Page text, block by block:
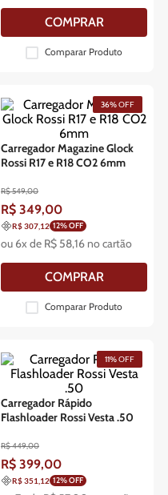
COMPRAR
Comparar Produto
Carregador Magazine Glock
Rossi R17 e R18 CO2 6mm
R$549,00
R$ 349,00
36%OFF
R$ 307,12 12% OFF
ou 6x de R$ 58,16 no cartão
COMPRAR
Comparar Produto
Carregador Rápido
Flashloader Rossi Vesta .50
R$449,00
R$ 399,00
11%OFF
R$ 351,12 12% OFF